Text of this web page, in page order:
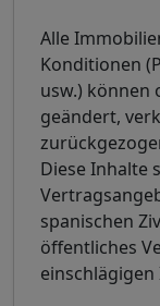
Alle
Konditionen
usw.) können
geändert,
Diese Inhalte
spanischen
öffentliches